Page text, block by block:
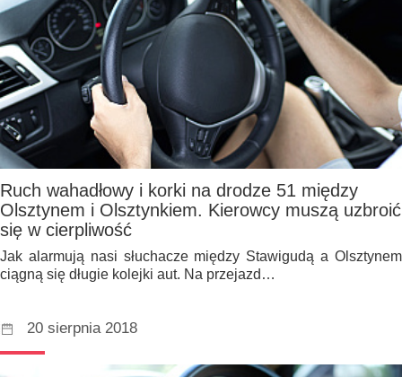
Ruch wahadłowy i korki na drodze 51 między
Olsztynem i Olsztynkiem. Kierowcy muszą uzbroić
się w cierpliwość
Jak alarmują nasi słuchacze między Stawigudą a Olsztynem
ciągną się długie kolejki aut. Na przejazd…
20 sierpnia 2018